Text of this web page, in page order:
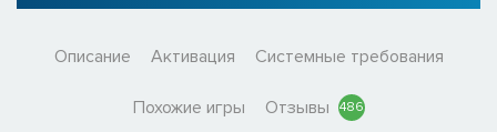
Описание Активация Системные требования
Похожие игры Отзывы 486